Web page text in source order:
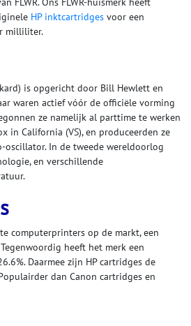
HP inktcartridges voor een
milliliter.
is opgericht door Bill Hewlett en
waren actief vóór de officiële vorming
ze namelijk al parttime te werken
in California (VS), en produceerden ze
oscillator. In de tweede wereldoorlog
en verschillende
computerprinters op de markt, een
heeft het merk een
Daarmee zijn HP cartridges de
dan Canon cartridges en